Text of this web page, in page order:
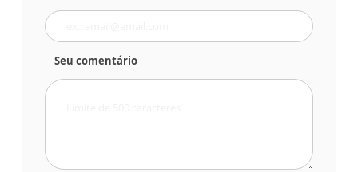
Seu comentário